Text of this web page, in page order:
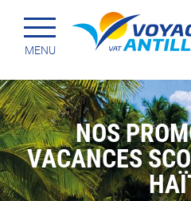
Passer
au
Menu principal
MENU
NOS
VACANCES